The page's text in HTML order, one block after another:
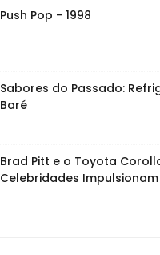
Push Pop - 1998
Sabores do Passado:
Baré
Brad Pitt e o Toyota
Celebridades